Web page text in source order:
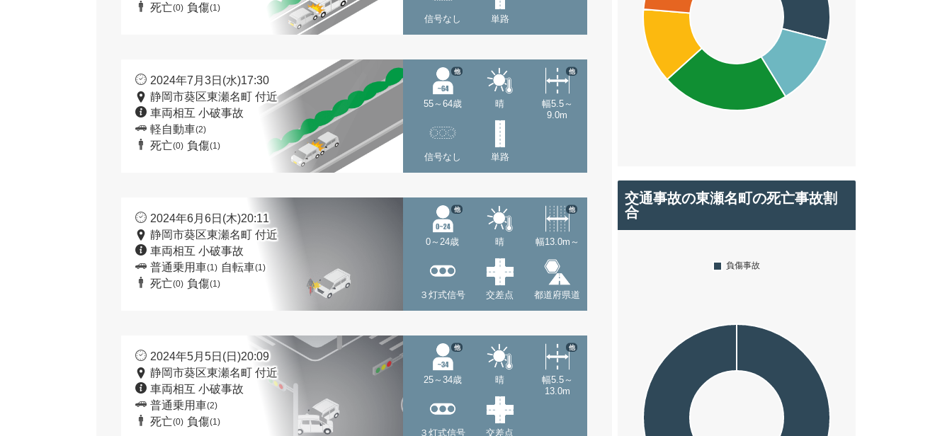
死亡(0) 負傷(1)
信号なし 単路
2024年7月3日(水)17:30
静岡市葵区東瀬名町 付近
車両相互 小破事故
軽自動車(2)
死亡(0) 負傷(1)
55～64歳
他
晴
幅5.5～
9.0m
他
信号なし 単路
2024年6月6日(木)20:11
静岡市葵区東瀬名町 付近
車両相互 小破事故
普通乗用車(1) 自転車(1)
死亡(0) 負傷(1)
0～24歳
他
晴 幅13.0m～
他
３灯式信号 交差点 都道府県道
2024年5月5日(日)20:09
静岡市葵区東瀬名町 付近
車両相互 小破事故
普通乗用車(2)
死亡(0) 負傷(1)
25～34歳
他
晴
幅5.5～
13.0m
他
３灯式信号 交差点
交通事故の東瀬名町の死亡事故割
合